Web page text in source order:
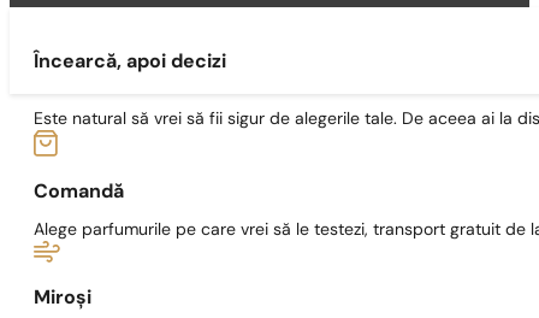
Încearcă, apoi decizi
Este natural să vrei să fii sigur de alegerile tale. De aceea ai la
Comandă
Alege parfumurile pe care vrei să le testezi, transport gratuit de
Miroși